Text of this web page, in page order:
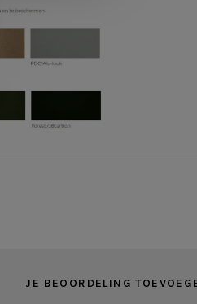
JE BEOORDELING